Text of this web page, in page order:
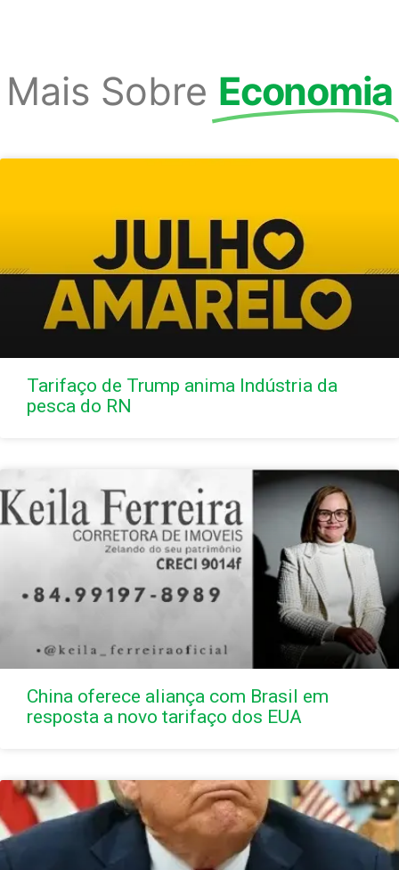
Mais Sobre Economia
Tarifaço de Trump anima Indústria da
pesca do RN
China oferece aliança com Brasil em
resposta a novo tarifaço dos EUA